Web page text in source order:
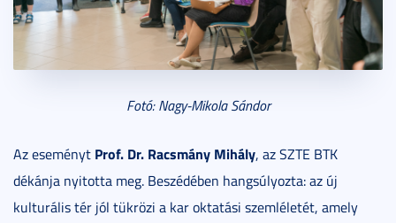
Fotó: Nagy-Mikola Sándor
Az eseményt Prof. Dr. Racsmány Mihály, az SZTE BTK
dékánja nyitotta meg. Beszédében hangsúlyozta: az új
kulturális tér jól tükrözi a kar oktatási szemléletét, amely